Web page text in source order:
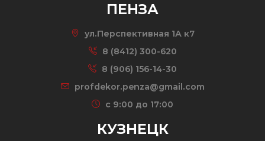
ПЕНЗА
ул.Перспективная 1А к7
8 (8412) 300-620
8 (906) 156-14-30
profdekor.penza@gmail.com
c 9:00 до 17:00
КУЗНЕЦК